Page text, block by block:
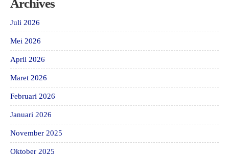
Archives
Juli 2026
Mei 2026
April 2026
Maret 2026
Februari 2026
Januari 2026
November 2025
Oktober 2025